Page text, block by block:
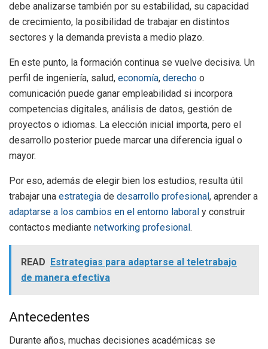
debe analizarse también por su estabilidad, su capacidad
de crecimiento, la posibilidad de trabajar en distintos
sectores y la demanda prevista a medio plazo.
En este punto, la formación continua se vuelve decisiva. Un
perfil de ingeniería, salud, economía, derecho o
comunicación puede ganar empleabilidad si incorpora
competencias digitales, análisis de datos, gestión de
proyectos o idiomas. La elección inicial importa, pero el
desarrollo posterior puede marcar una diferencia igual o
mayor.
Por eso, además de elegir bien los estudios, resulta útil
trabajar una estrategia de desarrollo profesional , aprender a
adaptarse a los cambios en el entorno laboral y construir
contactos mediante networking profesional .
READ
Estrategias para adaptarse al teletrabajo
de manera efectiva
Antecedentes
Durante años, muchas decisiones académicas se